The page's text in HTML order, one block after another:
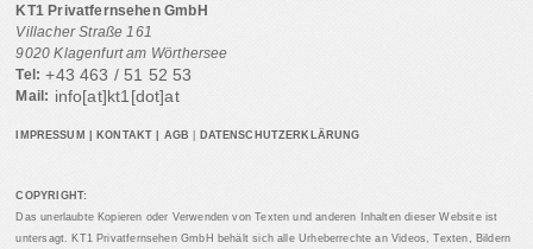
KT1 Privatfernsehen GmbH
Villacher Straße 161
9020 Klagenfurt am Wörthersee
Tel: +43 463 / 51 52 53
Mail: info[at]kt1[dot]at
IMPRESSUM KONTAKT AGB DATENSCHUTZERKLÄRUNG
COPYRIGHT:
Das unerlaubte Kopieren oder Verwenden von Texten und anderen Inhalten dieser Website ist
untersagt. KT1 Privatfernsehen GmbH behält sich alle Urheberrechte an Videos, Texten, Bildern